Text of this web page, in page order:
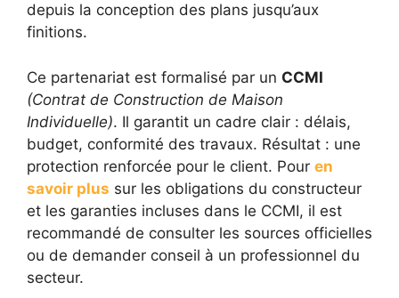
depuis la conception des plans jusqu’aux
finitions.
Ce partenariat est formalisé par un CCMI
(Contrat de Construction de Maison
Individuelle). Il garantit un cadre clair : délais,
budget, conformité des travaux. Résultat : une
protection renforcée pour le client. Pour en
savoir plus sur les obligations du constructeur
et les garanties incluses dans le CCMI, il est
recommandé de consulter les sources officielles
ou de demander conseil à un professionnel du
secteur.